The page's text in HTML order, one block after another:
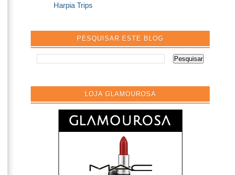
Harpia Trips
PESQUISAR ESTE BLOG
LOJA GLAMOUROSA